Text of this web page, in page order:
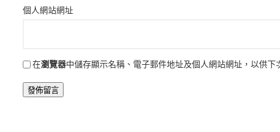
個人網站網址
在瀏覽器中儲存顯示名稱、電子郵件地址及個人網站網址，以供下